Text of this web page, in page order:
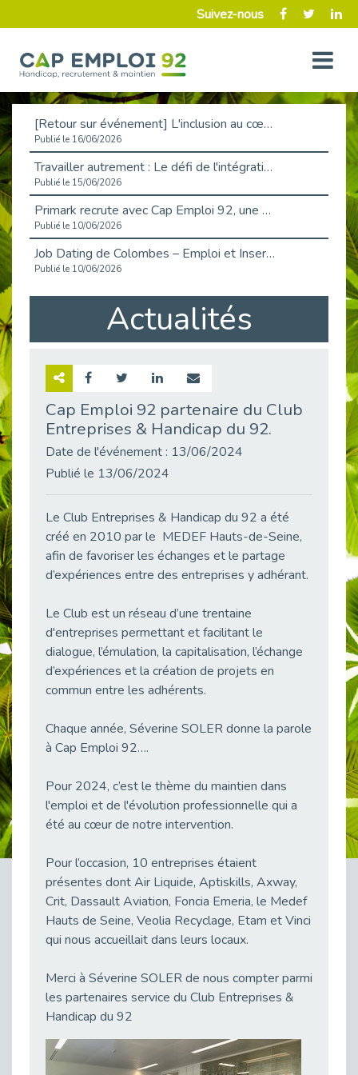
Suivez-nous
[Retour sur événement] L'inclusion au cœur de la Place de l'Emploi à La Défense !
Publié le 16/06/2026
Travailler autrement : Le défi de l'intégration des maladies chroniques en entreprise
Publié le 15/06/2026
Primark recrute avec Cap Emploi 92, une matinée couronnée de succès !
Publié le 10/06/2026
Job Dating de Colombes – Emploi et Insertion
Publié le 10/06/2026
Aborder l'entretien et la situation de handicap en toute confiance
Publié le 09/06/2026
Retour sur l’atelier « Optimiser sa recherche d’emploi »
Emploi & Handicap : Hachette Livre et Cap emploi 92 renforcent leur collaboration
« Confiance en soi et acceptation du handicap » : un levier puissant vers l’emploi
Publié le 22/05/2026
Handicap et emploi : une matinée pour briser les tabous
Publié le 21/05/2026
Publié le 18/05/2026
Publié le 12/05/2026
38 vidéos pour comprendre et agir durablement
Publié le 04/05/2026
Publié le 04/05/2026
L'alternance : un tremplin vers l'emploi aussi pour les personnes en situation de handicap
Publié le 01/05/2026
Témoignage : Le parcours de Marc, 44 ans
Publié le 30/04/2026
L’Aménagement Raisonnable : Un Levier pour l’Équité
Publié le 29/04/2026
28 avril : Agir ensemble pour une culture de prévention au travail
Publié le 27/04/2026
Publié le 24/04/2026
Actualités
Cap Emploi 92 partenaire du Club
Entreprises & Handicap du 92.
Date de l'événement : 13/06/2024
Publié le 13/06/2024
Le Club Entreprises & Handicap du 92 a été
créé en 2010 par le MEDEF Hauts-de-Seine,
afin de favoriser les échanges et le partage
d’expériences entre des entreprises y adhérant.
Le Club est un réseau d’une trentaine
d'entreprises permettant et facilitant le
dialogue, l’émulation, la capitalisation, l’échange
d’expériences et la création de projets en
commun entre les adhérents.
Chaque année, Séverine SOLER donne la parole
à Cap Emploi 92….
Pour 2024, c’est le thème du maintien dans
l'emploi et de l'évolution professionnelle qui a
été au cœur de notre intervention.
Pour l’occasion, 10 entreprises étaient
présentes dont Air Liquide, Aptiskills, Axway,
Crit, Dassault Aviation, Foncia Emeria, le Medef
Hauts de Seine, Veolia Recyclage, Etam et Vinci
qui nous accueillait dans leurs locaux.
Merci à Séverine SOLER de nous compter parmi
les partenaires service du Club Entreprises &
Handicap du 92